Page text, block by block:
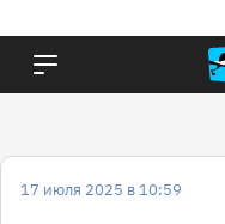
17 июля 2025 в 10:59